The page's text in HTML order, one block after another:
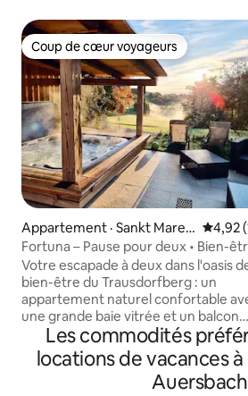
Coup de cœur voyageurs
Coup de cœur voyageurs
Appartement · Sankt Marei
n bei Graz
Note
4,92
Fortuna – Pause pour deux • Bien-
vue sur la nature
Votre escapade à deux dans l'oasis
bien-être du Trausdorfberg : un
appartement naturel confortable
une grande baie vitrée et un balcon
français avec vue sur la nature. Notre
ferme avec ses poules et ses
et son atmosphère chaleureuse
invite à ralentir le rythme. Sauna et
Les commodités
locations de vacances
Auersbach